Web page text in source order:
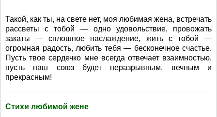
Такой, как ты, на свете нет, моя любимая жена, встречать
рассветы с тобой — одно удовольствие, провожать
закаты — сплошное наслаждение, жить с тобой —
огромная радость, любить тебя — бесконечное счастье.
Пусть твое сердечко мне всегда отвечает взаимностью,
пусть наш союз будет неразрывным, вечным и
прекрасным!
Стихи любимой жене